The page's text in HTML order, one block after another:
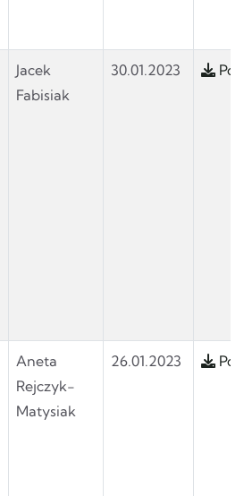
Jacek
Fabisiak
30.01.2023
Aneta
Rejczyk-
Matysiak
26.01.2023